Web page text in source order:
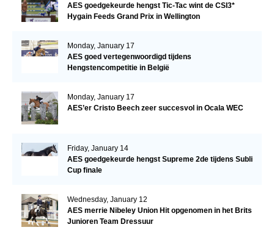
AES goedgekeurde hengst Tic-Tac wint de CSI3*
Hygain Feeds Grand Prix in Wellington
Monday, January 17
AES goed vertegenwoordigd tijdens
Hengstencompetitie in België
Monday, January 17
AES’er Cristo Beech zeer succesvol in Ocala WEC
Friday, January 14
AES goedgekeurde hengst Supreme 2de tijdens Subli
Cup finale
Wednesday, January 12
AES merrie Nibeley Union Hit opgenomen in het Brits
Junioren Team Dressuur